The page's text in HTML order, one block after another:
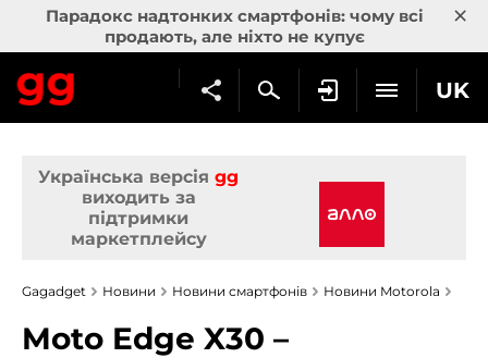
Парадокс надтонких смартфонів: чому всі
продають, але ніхто не купує
×
UK
Українська версія gg
виходить за
підтримки
маркетплейсу
Gagadget Новини Новини смартфонів Новини Motorola
Moto Edge X30 –